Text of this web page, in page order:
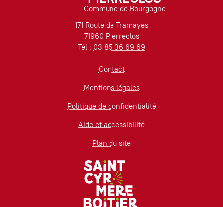
Commune de Bourgogne
171 Route de Tramayes
71960 Pierreclos
Tél : 03 85 36 69 69
Contact
Mentions légales
Politique de confidentialité
Aide et accessibilité
Plan du site